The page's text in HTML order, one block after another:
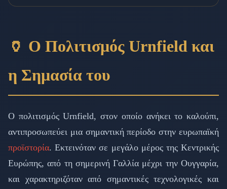
🏺 Ο Πολιτισμός Urnfield και
η Σημασία του
Ο πολιτισμός Urnfield, στον οποίο ανήκει το καλούπι,
αντιπροσωπεύει μια σημαντική περίοδο στην ευρωπαϊκή
προϊστορία. Εκτεινόταν σε μεγάλο μέρος της Κεντρικής
Ευρώπης, από τη σημερινή Γαλλία μέχρι την Ουγγαρία,
και χαρακτηριζόταν από σημαντικές τεχνολογικές και